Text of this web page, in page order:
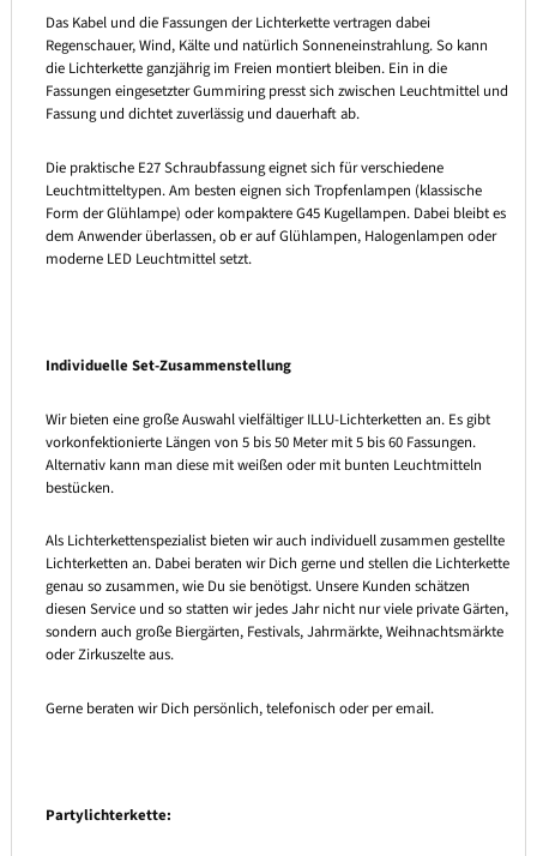
Das Kabel und die Fassungen der Lichterkette vertragen dabei
Regenschauer, Wind, Kälte und natürlich Sonneneinstrahlung. So kann
die Lichterkette ganzjährig im Freien montiert bleiben. Ein in die
Fassungen eingesetzter Gummiring presst sich zwischen Leuchtmittel und
Fassung und dichtet zuverlässig und dauerhaft ab.
Die praktische E27 Schraubfassung eignet sich für verschiedene
Leuchtmitteltypen. Am besten eignen sich Tropfenlampen (klassische
Form der Glühlampe) oder kompaktere G45 Kugellampen. Dabei bleibt es
dem Anwender überlassen, ob er auf Glühlampen, Halogenlampen oder
moderne LED Leuchtmittel setzt.
Individuelle Set-Zusammenstellung
Wir bieten eine große Auswahl vielfältiger ILLU-Lichterketten an. Es gibt
vorkonfektionierte Längen von 5 bis 50 Meter mit 5 bis 60 Fassungen.
Alternativ kann man diese mit weißen oder mit bunten Leuchtmitteln
bestücken.
Als Lichterkettenspezialist bieten wir auch individuell zusammen gestellte
Lichterketten an. Dabei beraten wir Dich gerne und stellen die Lichterkette
genau so zusammen, wie Du sie benötigst. Unsere Kunden schätzen
diesen Service und so statten wir jedes Jahr nicht nur viele private Gärten,
sondern auch große Biergärten, Festivals, Jahrmärkte, Weihnachtsmärkte
oder Zirkuszelte aus.
Gerne beraten wir Dich persönlich, telefonisch oder per email.
Partylichterkette: